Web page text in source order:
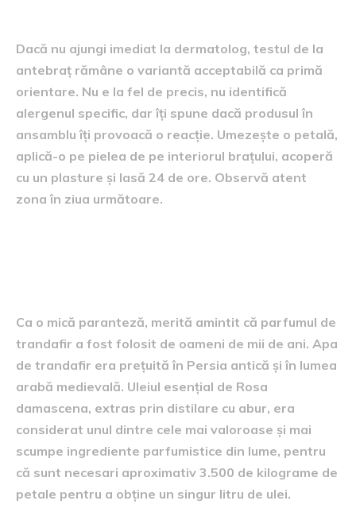
Dacă nu ajungi imediat la dermatolog, testul de la
antebraț rămâne o variantă acceptabilă ca primă
orientare. Nu e la fel de precis, nu identifică
alergenul specific, dar îți spune dacă produsul în
ansamblu îți provoacă o reacție. Umezește o petală,
aplică-o pe pielea de pe interiorul brațului, acoperă
cu un plasture și lasă 24 de ore. Observă atent
zona în ziua următoare.
Ca o mică paranteză, merită amintit că parfumul de
trandafir a fost folosit de oameni de mii de ani. Apa
de trandafir era prețuită în Persia antică și în lumea
arabă medievală. Uleiul esențial de Rosa
damascena, extras prin distilare cu abur, era
considerat unul dintre cele mai valoroase și mai
scumpe ingrediente parfumistice din lume, pentru
că sunt necesari aproximativ 3.500 de kilograme de
petale pentru a obține un singur litru de ulei.